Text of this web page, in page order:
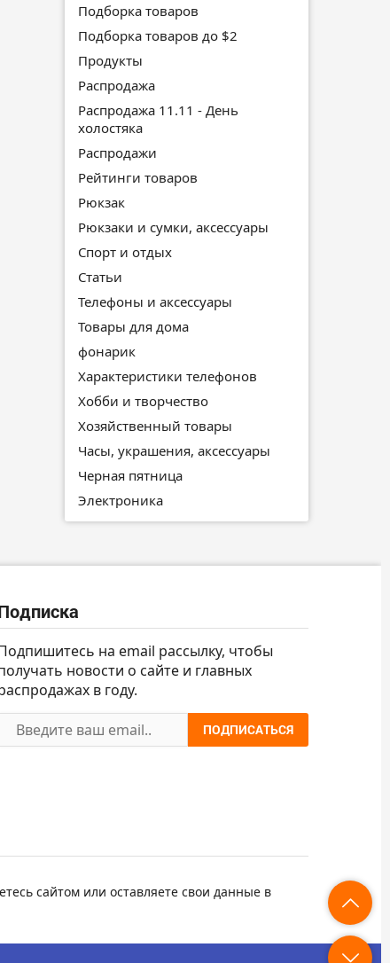
Подборка товаров
Подборка товаров до $2
Продукты
Распродажа
Распродажа 11.11 - День
холостяка
Распродажи
Рейтинги товаров
Рюкзак
Рюкзаки и сумки, аксессуары
Спорт и отдых
Статьи
Телефоны и аксессуары
Товары для дома
фонарик
Характеристики телефонов
Хобби и творчество
Хозяйственный товары
Часы, украшения, аксессуары
Черная пятница
Электроника
на email рассылку, чтобы
новости о сайте и главных
в году.
ПОДПИСАТЬСЯ
сайтом или оставляете свои данные в